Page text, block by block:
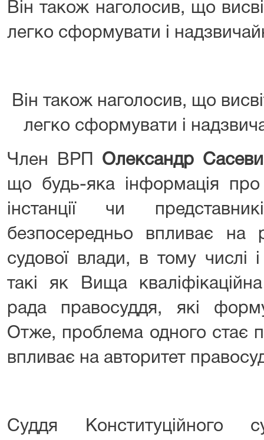
Він також наголосив, що
легко сформувати і
Він також наголосив, що
легко сформувати і
Член ВРП Олександр
що будь-яка інформація про
інстанції чи
безпосередньо впливає на
судової влади, в тому числі
такі як Вища
рада правосуддя, які
Отже, проблема одного стає
впливає на авторитет
Суддя